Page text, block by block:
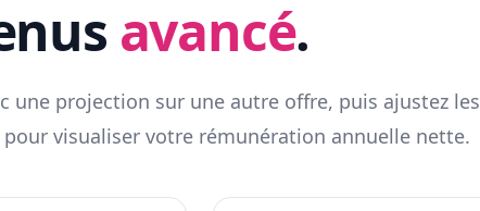
avancé.
une projection sur une autre offre, puis ajustez les
visualiser votre rémunération annuelle nette.